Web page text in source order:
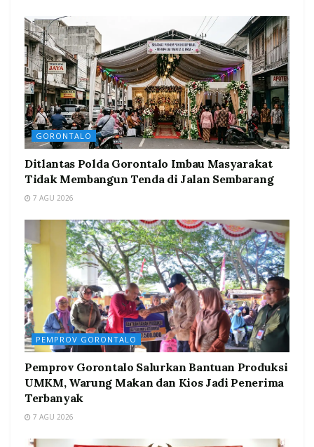
GORONTALO
Ditlantas Polda Gorontalo Imbau Masyarakat
Tidak Membangun Tenda di Jalan Sembarang
7 AGU 2026
PEMPROV GORONTALO
Pemprov Gorontalo Salurkan Bantuan Produksi
UMKM, Warung Makan dan Kios Jadi Penerima
Terbanyak
7 AGU 2026